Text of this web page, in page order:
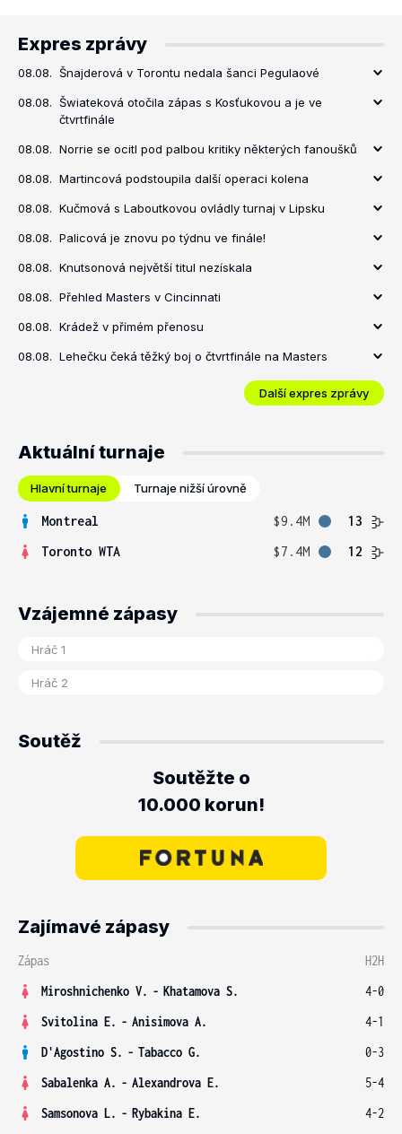
Expres zprávy
08.08. Šnajderová v Torontu nedala šanci Pegulaové
08.08. Šwiateková otočila zápas s Kosťukovou a je ve
čtvrtfinále
08.08. Norrie se ocitl pod palbou kritiky některých fanoušků
08.08. Martincová podstoupila další operaci kolena
08.08. Kučmová s Laboutkovou ovládly turnaj v Lipsku
08.08. Palicová je znovu po týdnu ve finále!
08.08. Knutsonová největší titul nezískala
08.08. Přehled Masters v Cincinnati
08.08. Krádež v přímém přenosu
08.08. Lehečku čeká těžký boj o čtvrtfinále na Masters
Další expres zprávy
Aktuální turnaje
Hlavní turnaje Turnaje nižší úrovně
Montreal $9.4M
13
Toronto WTA
$7.4M 12
Vzájemné zápasy
Soutěž
Soutěžte o
10.000 korun!
Zajímavé zápasy
Zápas
H2H
Miroshnichenko V. - Khatamova S.
4-0
Svitolina E. - Anisimova A.
4-1
D'Agostino S. - Tabacco G.
0-3
Sabalenka A. - Alexandrova E.
5-4
Samsonova L. - Rybakina E.
4-2